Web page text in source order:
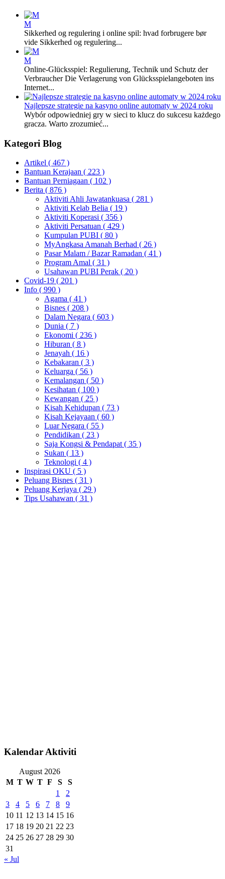
M
Sikkerhed og regulering i online spil: hvad forbrugere bør
vide Sikkerhed og regulering...
M
Online-Glücksspiel: Regulierung, Technik und Schutz der
Verbraucher Die Verlagerung von Glücksspielangeboten ins
Internet...
Najlepsze strategie na kasyno online automaty w 2024 roku
Wybór odpowiedniej gry w sieci to klucz do sukcesu każdego
gracza. Warto zrozumieć...
Kategori Blog
Artikel ( 467 )
Bantuan Kerajaan ( 223 )
Bantuan Perniagaan ( 102 )
Berita ( 876 )
Aktiviti Ahli Jawatankuasa ( 281 )
Aktiviti Kelab Belia ( 19 )
Aktiviti Koperasi ( 356 )
Aktiviti Persatuan ( 429 )
Kumpulan PUBI ( 80 )
MyAngkasa Amanah Berhad ( 26 )
Pasar Malam / Bazar Ramadan ( 41 )
Program Amal ( 31 )
Usahawan PUBI Perak ( 20 )
Covid-19 ( 201 )
Info ( 990 )
Agama ( 41 )
Bisnes ( 208 )
Dalam Negara ( 603 )
Dunia ( 7 )
Ekonomi ( 236 )
Hiburan ( 8 )
Jenayah ( 16 )
Kebakaran ( 3 )
Keluarga ( 56 )
Kemalangan ( 50 )
Kesihatan ( 100 )
Kewangan ( 25 )
Kisah Kehidupan ( 73 )
Kisah Kejayaan ( 60 )
Luar Negara ( 55 )
Pendidikan ( 23 )
Saja Kongsi & Pendapat( 35 )
Sukan ( 13 )
Teknologi ( 4 )
Inspirasi OKU ( 5 )
Peluang Bisnes ( 31 )
Peluang Kerjaya ( 29 )
Tips Usahawan ( 31 )
Kalendar Aktiviti
August 2026
M T W T F S
S
1
2
3
4 5 6 7 8
9
10 11 12 13 14 15 16
17 18 19 20 21 22 23
24 25 26 27 28 29 30
31
« Jul